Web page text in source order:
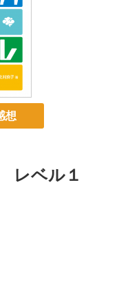
想
レベル１